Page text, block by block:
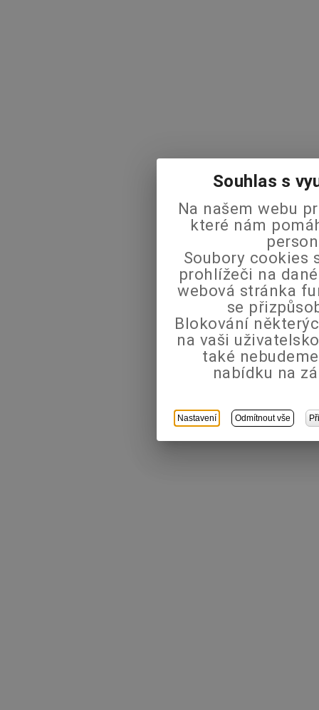
Souhlas s
Na našem webu
které nám
Soubory cookies
prohlížeči na
webová stránka
se
Blokování
na vaši
také
nabídku na
Nastavení Odmítnout vše